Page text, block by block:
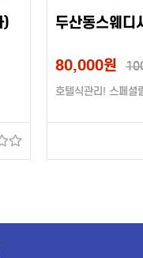
) 두산동스웨디
80,000원
호텔식관리! 스페셜